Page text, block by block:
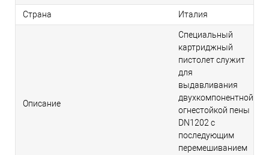
Страна Италия
Описание
Специальный
картриджный
пистолет служит
для
выдавливания
двухкомпонентной
огнестойкой пены
DN1202 с
последующим
перемешиванием